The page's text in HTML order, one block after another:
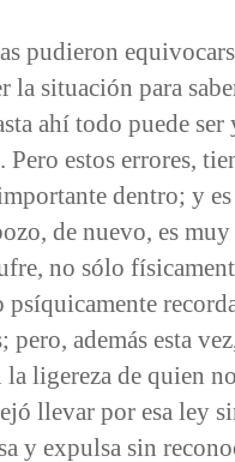
pudieron
la situación para
ahí todo puede ser
Pero estos errores,
dentro; y
de nuevo, es
no sólo
psíquicamente
pero, además esta
ligereza de quien
llevar por esa ley
y expulsa sin